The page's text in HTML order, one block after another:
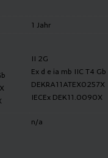
1 Jahr
II 2G
Ex d e ia mb IIC T4 Gb
DEKRA11ATEX0257X
IECEx DEK11.0090X
n/a